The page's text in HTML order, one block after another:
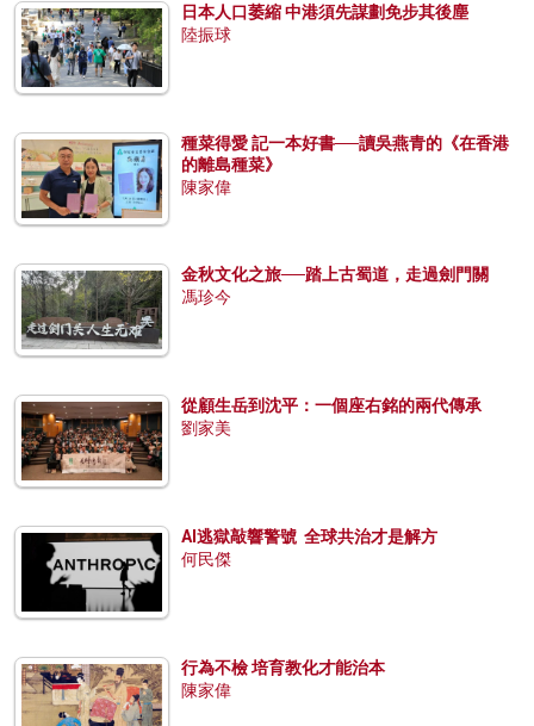
日本人口萎縮 中港須先謀劃免步其後塵
陸振球
種菜得愛 記一本好書──讀吳燕青的《在香港
的離島種菜》
陳家偉
金秋文化之旅──踏上古蜀道，走過劍門關
馮珍今
從顧生岳到沈平：一個座右銘的兩代傳承
劉家美
AI逃獄敲響警號 全球共治才是解方
何民傑
行為不檢 培育教化才能治本
陳家偉